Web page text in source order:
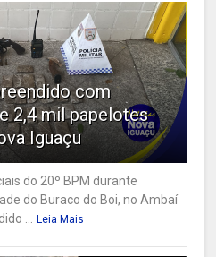
com
2,4 mil papelotes
Iguaçu
do 20º BPM durante
do Buraco do Boi, no Ambaí
... Leia Mais